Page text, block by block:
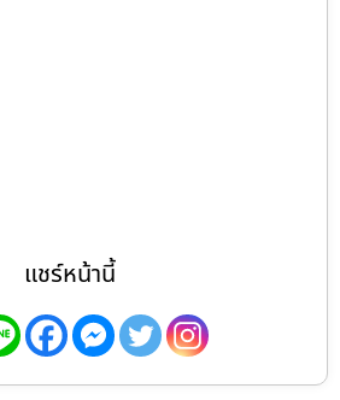
แชร์หน้านี้